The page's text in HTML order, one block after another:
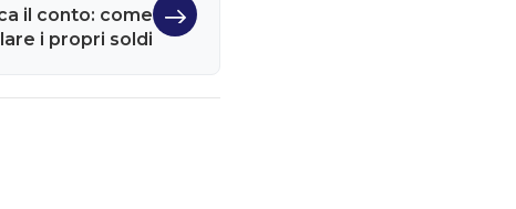
il conto: come
i propri soldi